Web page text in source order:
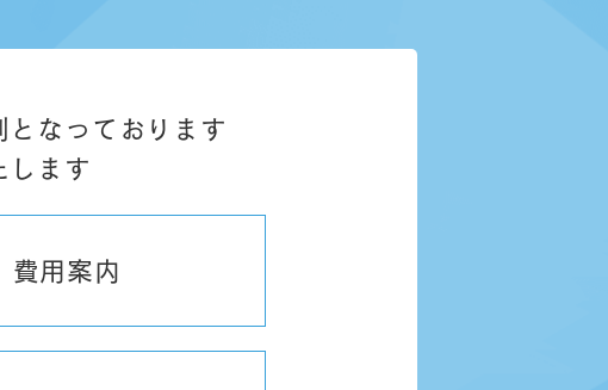
なっております
します
費用案内